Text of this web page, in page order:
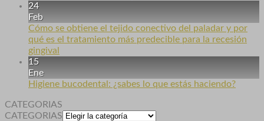
24
Feb
Cómo se obtiene el tejido conectivo del paladar y por
qué es el tratamiento más predecible para la recesión
gingival
15
Ene
Higiene bucodental: ¿sabes lo que estás haciendo?
CATEGORIAS
CATEGORIAS